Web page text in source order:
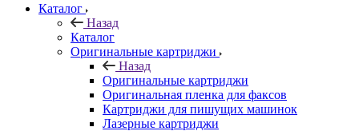
Каталог
Назад
Каталог
Оригинальные картриджи
Назад
Оригинальные картриджи
Оригинальная пленка для факсов
Картриджи для пишущих машинок
Лазерные картриджи